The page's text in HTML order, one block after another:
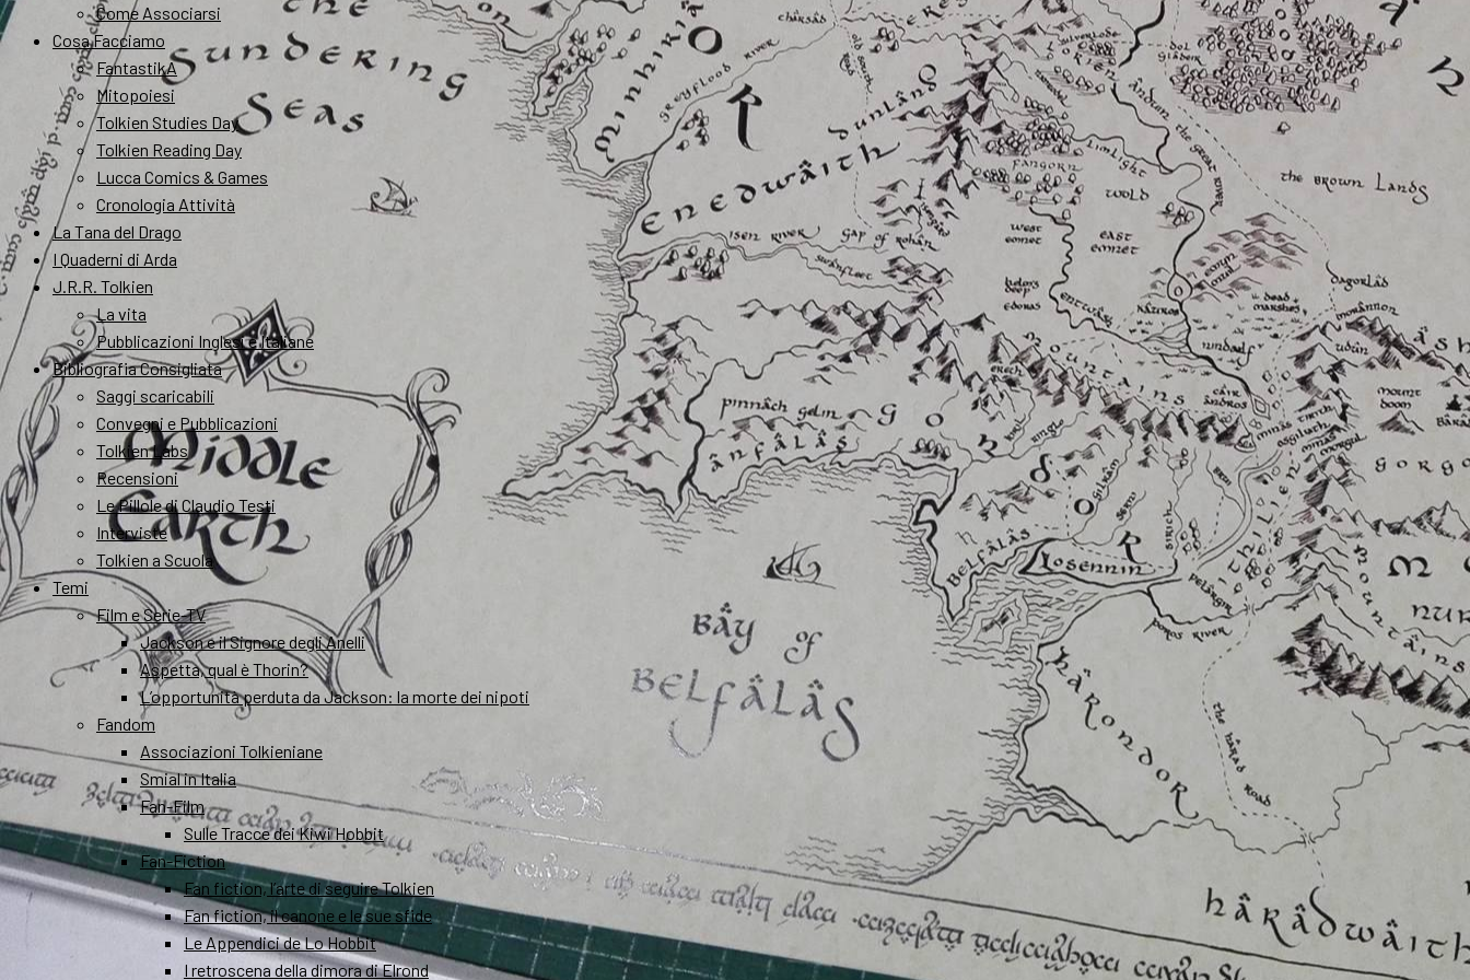
Come Associarsi
Cosa Facciamo
FantastikA
Mitopoiesi
Tolkien Studies Day
Tolkien Reading Day
Lucca Comics & Games
Cronologia Attività
La Tana del Drago
I Quaderni di Arda
J.R.R. Tolkien
La vita
Pubblicazioni Inglesi e Italiane
Bibliografia Consigliata
Saggi scaricabili
Convegni e Pubblicazioni
Tolkien Labs
Recensioni
Le Pillole di Claudio Testi
Interviste
Tolkien a Scuola
Temi
Film e Serie-TV
Jackson e il Signore degli Anelli
Aspetta, qual è Thorin?
L’opportunità perduta da Jackson: la morte dei nipoti
Fandom
Associazioni Tolkieniane
Smial in Italia
Fan-Film
Sulle Tracce dei Kiwi Hobbit
Fan-Fiction
Fan fiction, l’arte di seguire Tolkien
Fan fiction, il canone e le sue sfide
Le Appendici de Lo Hobbit
I retroscena della dimora di Elrond